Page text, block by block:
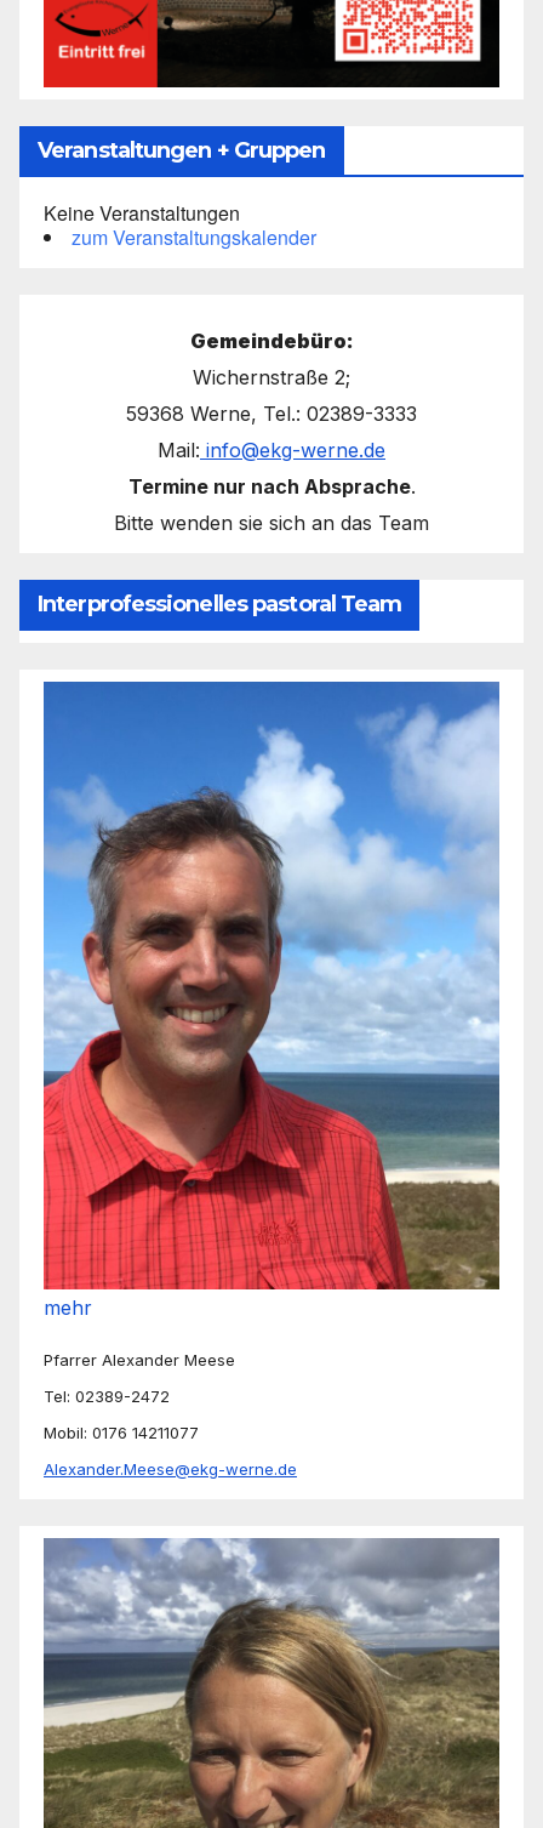
Veranstaltungen + Gruppen
Keine Veranstaltungen
zum Veranstaltungskalender
Gemeindebüro:
Wichernstraße 2;
59368 Werne, Tel.: 02389-3333
Mail: info@ekg-werne.de
Termine nur nach Absprache.
Bitte wenden sie sich an das Team
Interprofessionelles pastoral Team
mehr
Pfarrer Alexander Meese
Tel: 02389-2472
Mobil: 0176 14211077
Alexander.Meese@ekg-werne.de